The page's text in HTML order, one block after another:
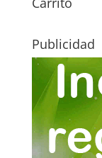
Publicidad